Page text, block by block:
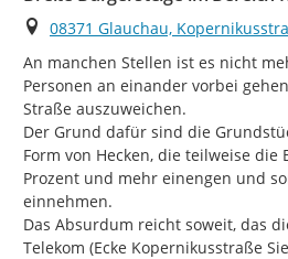
Ort
08371 Glauchau,
An manchen Stellen ist es nicht
Personen an einander vorbei
Straße auszuweichen.
Der Grund dafür sind die
Form von Hecken, die teilweise die
Prozent und mehr einengen und
einnehmen.
Das Absurdum reicht soweit, das
Telekom (Ecke Kopernikusstraße